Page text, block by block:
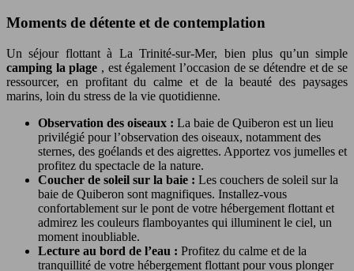
Moments de détente et de contemplation
Un séjour flottant à La Trinité-sur-Mer, bien plus qu’un simple
camping la plage , est également l’occasion de se détendre et de se
ressourcer, en profitant du calme et de la beauté des paysages
marins, loin du stress de la vie quotidienne.
Observation des oiseaux : La baie de Quiberon est un lieu
privilégié pour l’observation des oiseaux, notamment des
sternes, des goélands et des aigrettes. Apportez vos jumelles et
profitez du spectacle de la nature.
Coucher de soleil sur la baie : Les couchers de soleil sur la
baie de Quiberon sont magnifiques. Installez-vous
confortablement sur le pont de votre hébergement flottant et
admirez les couleurs flamboyantes qui illuminent le ciel, un
moment inoubliable.
Lecture au bord de l’eau : Profitez du calme et de la
tranquillité de votre hébergement flottant pour vous plonger